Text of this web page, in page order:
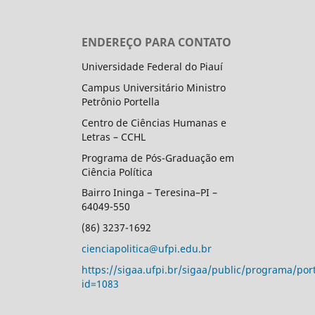
ENDEREÇO PARA CONTATO
Universidade Federal do Piauí
Campus Universitário Ministro
Petrônio Portella
Centro de Ciências Humanas e
Letras – CCHL
Programa de Pós-Graduação em
Ciência Política
Bairro Ininga – Teresina–PI –
64049-550
(86) 3237-1692
cienciapolitica@ufpi.edu.br
https://sigaa.ufpi.br/sigaa/public/programa/
id=1083